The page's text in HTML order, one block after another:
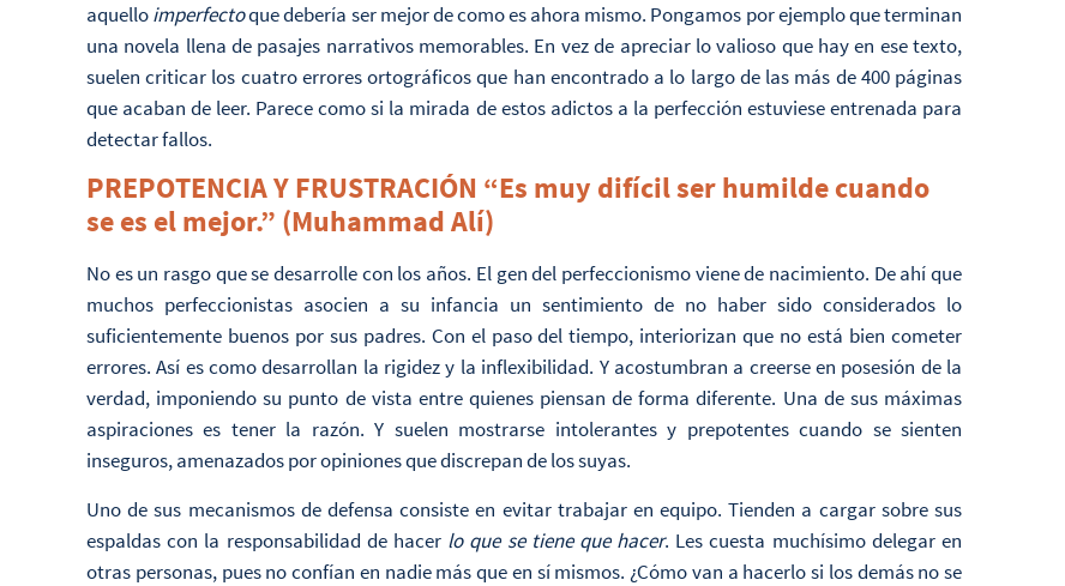
aquelloimperfectoque debería ser mejor de como es ahora mismo. Pongamos por ejemplo que terminan
una novela llena de pasajes narrativos memorables. En vez de apreciar lo valioso que hay en ese texto,
suelen criticar los cuatro errores ortográficos que han encontrado a lo largo de las más de 400 páginas
que acaban de leer. Parece como si la mirada de estos adictos a la perfección estuviese entrenada para
detectar fallos.
PREPOTENCIA Y FRUSTRACIÓN “Es muy difícil ser humilde cuando
se es el mejor.” (Muhammad Alí)
No es un rasgo que se desarrolle con los años. El gen del perfeccionismo viene de nacimiento. De ahí que
muchos perfeccionistas asocien a su infancia un sentimiento de no haber sido considerados lo
suficientemente buenos por sus padres. Con el paso del tiempo, interiorizan que no está bien cometer
errores. Así es como desarrollan la rigidez y la inflexibilidad. Y acostumbran a creerse en posesión de la
verdad, imponiendo su punto de vista entre quienes piensan de forma diferente. Una de sus máximas
aspiraciones es tener la razón. Y suelen mostrarse intolerantes y prepotentes cuando se sienten
inseguros, amenazados por opiniones que discrepan de los suyas.
Uno de sus mecanismos de defensa consiste en evitar trabajar en equipo. Tienden a cargar sobre sus
espaldas con la responsabilidad de hacer lo que se tiene que hacer. Les cuesta muchísimo delegar en
otras personas, pues no confían en nadie más que en sí mismos. ¿Cómo van a hacerlo si los demás no se